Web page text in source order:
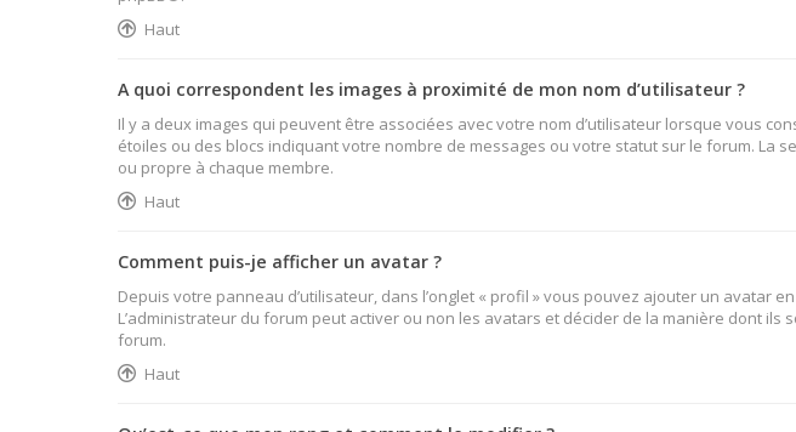
Haut
A quoi correspondent les images à proximité de mon nom d’utilisateur ?
Il y a deux images qui peuvent être associées avec votre nom d’utilisateur lorsque vous
étoiles ou des blocs indiquant votre nombre de messages ou votre statut sur le forum. La
ou propre à chaque membre.
Haut
Comment puis-je afficher un avatar ?
Depuis votre panneau d’utilisateur, dans l’onglet « profil » vous pouvez ajouter un avatar
L’administrateur du forum peut activer ou non les avatars et décider de la manière dont
forum.
Haut